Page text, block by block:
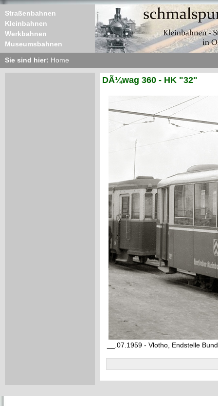
Straßenbahnen
Kleinbahnen
Werkbahnen
Museumsbahnen
Sie sind hier: Home
DÃ¼wag 360 - HK "32"
__.07.1959 - Vlotho, Endstelle